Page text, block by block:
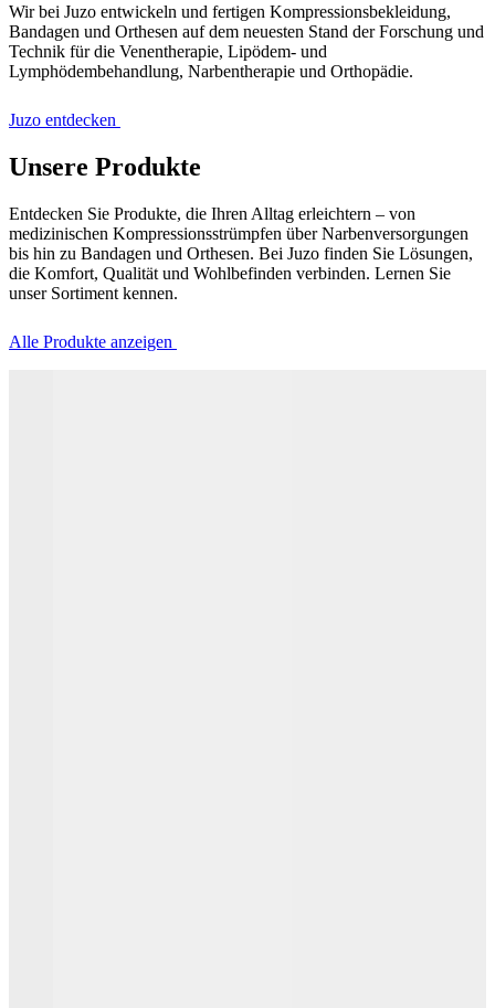
Wir bei Juzo entwickeln und fertigen Kompressionsbekleidung,
Bandagen und Orthesen auf dem neuesten Stand der Forschung und
Technik für die Venentherapie, Lipödem- und
Lymphödembehandlung, Narbentherapie und Orthopädie.
Juzo entdecken
Unsere Produkte
Entdecken Sie Produkte, die Ihren Alltag erleichtern – von
medizinischen Kompressionsstrümpfen über Narbenversorgungen
bis hin zu Bandagen und Orthesen. Bei Juzo finden Sie Lösungen,
die Komfort, Qualität und Wohlbefinden verbinden. Lernen Sie
unser Sortiment kennen.
Alle Produkte anzeigen